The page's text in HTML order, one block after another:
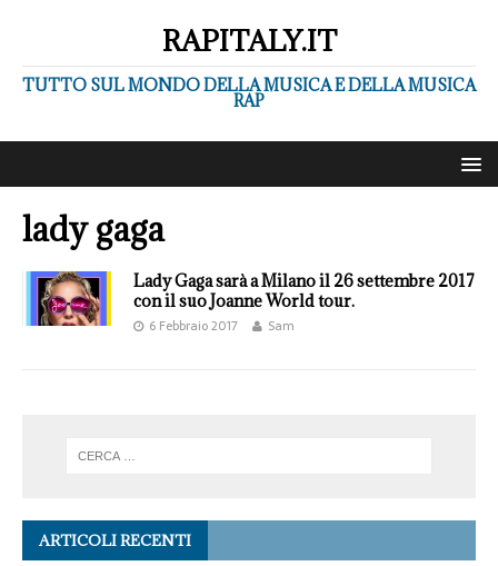
RAPITALY.IT
TUTTO SUL MONDO DELLA MUSICA E DELLA MUSICA
RAP
lady gaga
Lady Gaga sarà a Milano il 26 settembre 2017
con il suo Joanne World tour.
6 Febbraio 2017 Sam
ARTICOLI RECENTI